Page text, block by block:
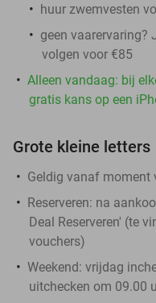
huur zwemvesten
geen vaarervaring?
volgen voor €85
Alleen vandaag: bij
gratis kans op een
Grote kleine letters
Geldig vanaf
Reserveren: na
Deal Reserveren' (te
vouchers)
Weekend: vrijdag
uitchecken om 09.00